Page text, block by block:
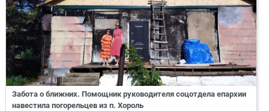
Забота о ближних. Помощник руководителя соцотдела епархии
навестила погорельцев из п. Хороль